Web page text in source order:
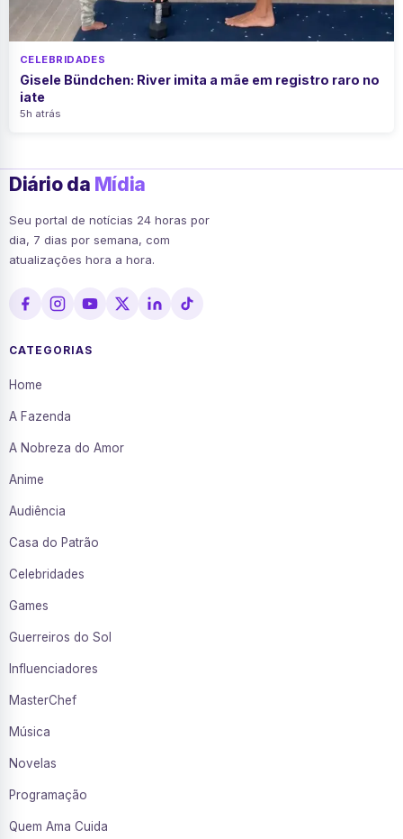
CELEBRIDADES
Gisele Bündchen: River imita a mãe em registro raro no
iate
5h atrás
Diário da Mídia
Seu portal de notícias 24 horas por
dia, 7 dias por semana, com
atualizações hora a hora.
CATEGORIAS
Home
A Fazenda
A Nobreza do Amor
Anime
Audiência
Casa do Patrão
Celebridades
Games
Guerreiros do Sol
Influenciadores
MasterChef
Música
Novelas
Programação
Quem Ama Cuida